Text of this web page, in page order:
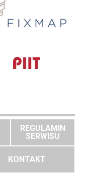
REGULAMIN
SERWISU
KONTAKT